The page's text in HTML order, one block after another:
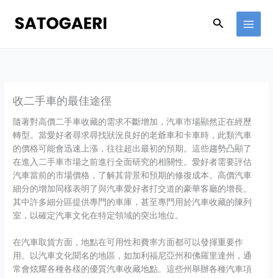
content
Search
收二手車的最佳途徑
隨著對高價二手車收藏的需求不斷增加，汽車市場顯然正在經歷
轉型。當愛好者尋求尋找狀況良好的老爺車和卡車時，此類汽車
的價格可能會迅速上漲，往往超出最初的預期。這些趨勢凸顯了
在進入二手車市場之前進行全面研究的相關性。愛好者需要評估
汽車當前的市場價格，了解其背景和預期的修復成本。高價汽車
細分的增加同樣表明了與汽車愛好者打交道的豪華客廳的增長。
其中許多細分區提供專門的車庫，甚至專門用於汽車收藏的陳列
室，以確定汽車文化在特定領域的突出地位。
在汽車取貨方面，地點在可用性和費率方面都可以發揮重要作
用。以汽車文化聞名的地區，如加利福尼亞州和佛羅里達州，通
常會炫耀各種各樣的優質汽車收藏地點。這些州舉辦各種汽車項